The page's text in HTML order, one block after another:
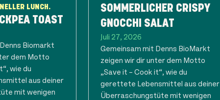
LUNCH.
TOAST
Biomarkt
dem Motto
wie du
aus deiner
mit wenigen
SOMMERLICHER CRISPY
GNOCCHI SALAT
Juli 27, 2026
Gemeinsam mit Denns BioMarkt
zeigen wir dir unter dem Motto
„Save it – Cook it“, wie du
gerettete Lebensmittel aus deiner
Überraschungstüte mit wenigen